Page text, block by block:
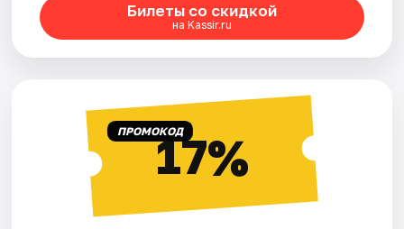
Билеты со скидкой
на Kassir.ru
ПРОМОКОД17%